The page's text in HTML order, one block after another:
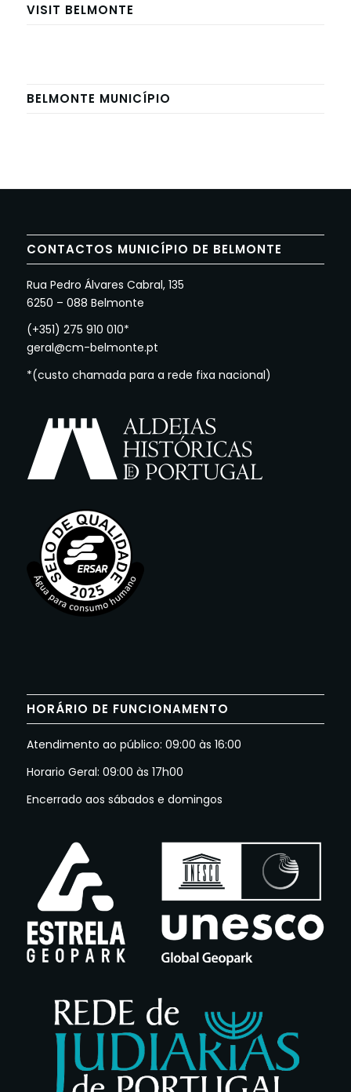
VISIT BELMONTE
BELMONTE MUNICÍPIO
CONTACTOS MUNICÍPIO DE BELMONTE
Rua Pedro Álvares Cabral, 135
6250 – 088 Belmonte
(+351) 275 910 010*
geral@cm-belmonte.pt
*(custo chamada para a rede fixa nacional)
HORÁRIO DE FUNCIONAMENTO
Atendimento ao público: 09:00 às 16:00
Horario Geral: 09:00 às 17h00
Encerrado aos sábados e domingos